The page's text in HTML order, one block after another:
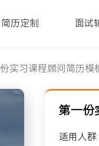
简历定制 面试
实习课程顾问简历模
第一份
适用人群: